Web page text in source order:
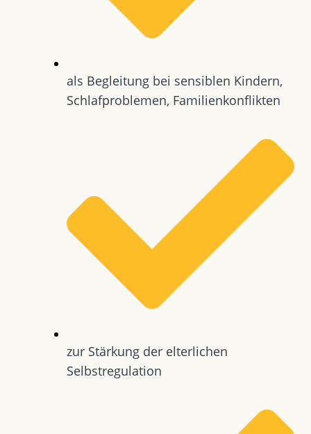
als Begleitung bei sensiblen Kindern,
Schlafproblemen, Familienkonflikten
zur Stärkung der elterlichen
Selbstregulation